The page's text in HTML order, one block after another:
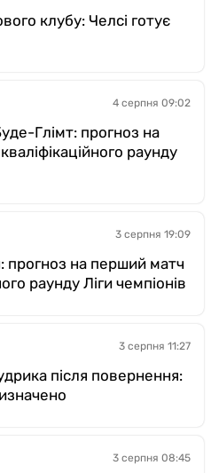
клубу: Челсі готує
4 серпня 09:02
Глімт: прогноз на
раунду
3 серпня 19:09
прогноз на перший матч
раунду Ліги чемпіонів
3 серпня 11:27
після повернення:
3 серпня 08:45